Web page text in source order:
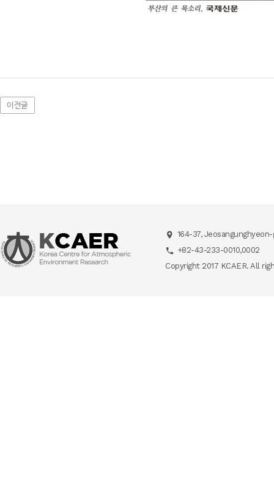
이전글
164-37,
+82-43-233-0010,0002
Copyright 2017 KCAER. All